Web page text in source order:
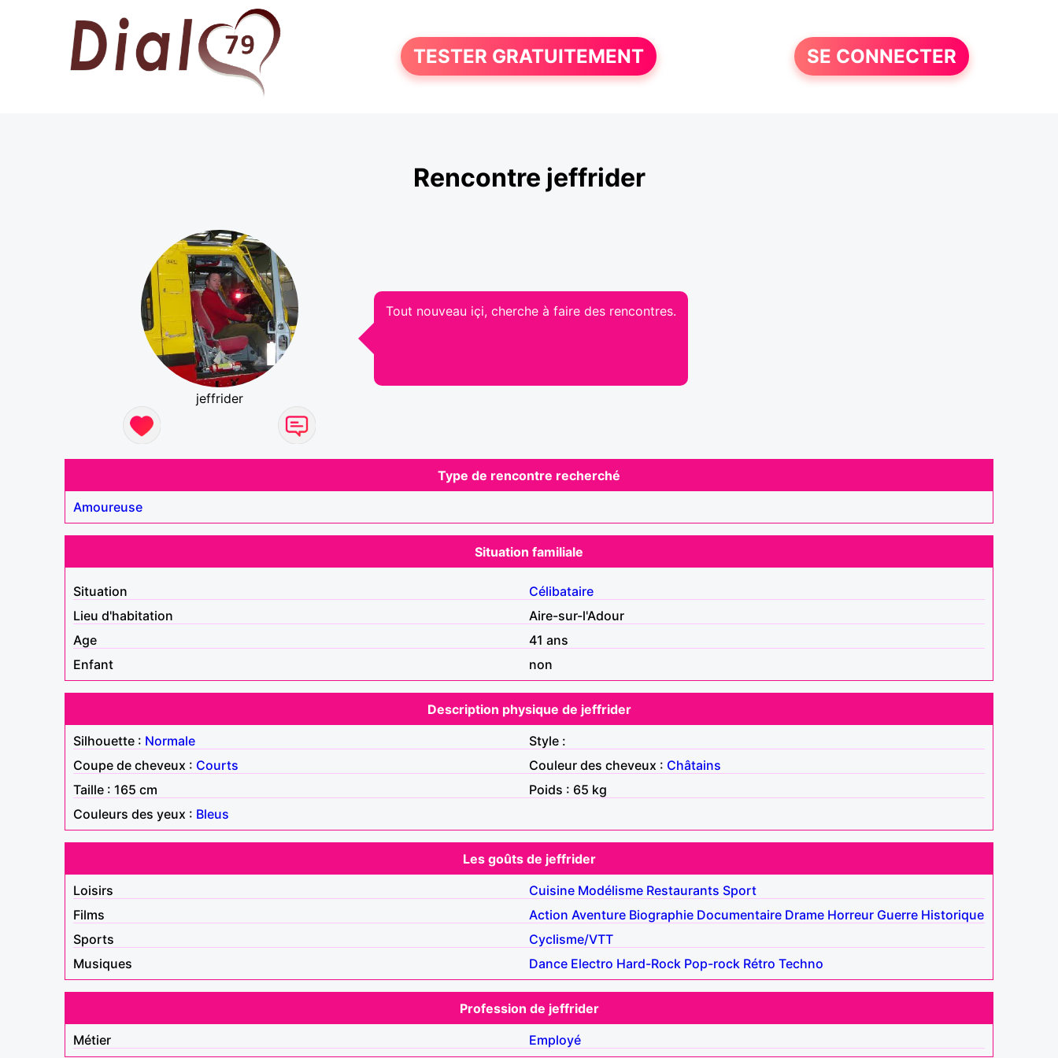
TESTER GRATUITEMENT SE CONNECTER
Rencontre jeffrider
jeffrider
Tout nouveau içi, cherche à faire des rencontres.
Type de rencontre recherché
Amoureuse
Situation familiale
Situation
Célibataire
Lieu d'habitation
Aire-sur-l'Adour
Age
41 ans
Enfant
non
Description physique de jeffrider
Silhouette : Normale
Style :
Coupe de cheveux : Courts Couleur des cheveux : Châtains
Taille : 165 cm
Poids : 65 kg
Couleurs des yeux : Bleus
Les goûts de jeffrider
Loisirs
Cuisine Modélisme Restaurants Sport
Films
Action Aventure Biographie Documentaire Drame Horreur Guerre Historique
Sports
Cyclisme/VTT
Musiques
Dance Electro Hard-Rock Pop-rock Rétro Techno
Profession de jeffrider
Métier
Employé